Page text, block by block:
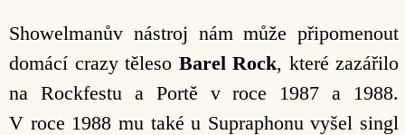
Showelmanův nástroj nám může připomenout
domácí crazy těleso Barel Rock, které zazářilo
na Rockfestu a Portě v roce 1987 a 1988.
V roce 1988 mu také u Supraphonu vyšel singl